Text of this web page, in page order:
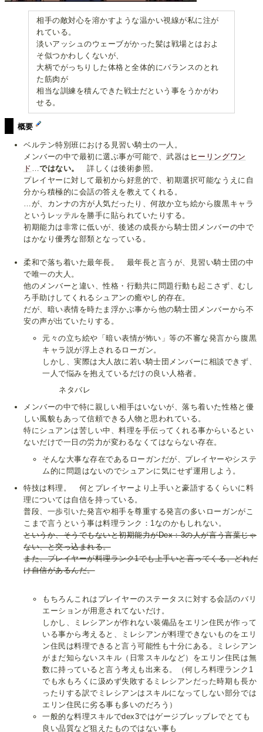
相手の敵対心を溶かすような温かい視線が私に注が
れている。
淡いアッシュのウェーブがかった髪は戦場とはおよ
そ似つかわしくないが、
大柄でがっちりした体格と全体的にバランスのとれ
た筋肉が
相当な訓練を積んできた戦士だという事をうかがわ
せる。
概要
ベルテン特別班における見習い騎士の一人。
メンバーの中で最初に選ぶ事が可能で、武器は ヒーリングワン
ド
…ではない。
詳しくは後術参照。
プレイヤーに対して最初から好意的で、初期選択可能なうえに自
分から積極的に会話の答えを教えてくれる。
…が、カンナの方が人気だったり、何故か立ち絵から腹黒キャラ
というレッテルを勝手に貼られていたりする。
初期能力は非常に低いが、後述の成長から騎士団メンバーの中で
はかなり優秀な部類となっている。
柔和で落ち着いた最年長。 最年長と言うが、見習い騎士団の中
で唯一の大人。
他のメンバーと違い、性格・行動共に問題行動も起こさず、むし
ろ手助けしてくれるシュアンの癒やし的存在。
だが、暗い表情を時たま浮かぶ事から他の騎士団メンバーから不
安の声が出ていたりする。
元々の立ち絵や「暗い表情が怖い」等の不審な発言から腹黒
キャラ説が浮上されるローガン。
しかし、実際は大人故に若い騎士団メンバーに相談できず、
一人で悩みを抱えているだけの良い人格者。
ネタバレ
メンバーの中で特に親しい相手はいないが、落ち着いた性格と優
しい風貌もあって信頼できる人物と思われている。
特にシュアンは苦しい中、料理を手伝ってくれる事からいるとい
ないだけで一日の労力が変わるなくてはならない存在。
そんな大事な存在であるローガンだが、プレイヤーやシステ
ム的に問題はないのでシュアンに気にせず運用しよう。
特技は料理。 何とプレイヤーより上手いと豪語するくらいに料
理については自信を持っている。
普段、一歩引いた発言や相手を尊重する発言の多いローガンがこ
こまで言うという事は料理ランク：1なのかもしれない。
というか、そうでもないと初期能力がDex：3の人が言う言葉じゃ
ない、と突っ込まれる。
また、プレイヤーが料理ランク1でも上手いと言ってくる。どれだ
け自信があるんだ。
もちろんこれはプレイヤーのステータスに対する会話のバリ
エーションが用意されてないだけ。
しかし、ミレシアンが作れない装備品をエリン住民が作って
いる事から考えると、ミレシアンが料理できないものをエリ
ン住民は料理できると言う可能性も十分にある。ミレシアン
がまだ知らないスキル（日常スキルなど）をエリン住民は無
数に持っていると言う考えも出来る。（何しろ料理ランク1
でも水もろくに汲めず失敗するミレシアンだった時期も長か
ったりする訳でミレシアンはスキルになってしない部分では
エリン住民に劣る事も多いのだろう）
一般的な料理スキルでdex3ではゲージブレッブレでとても
良い品質など狙えたものではない事も